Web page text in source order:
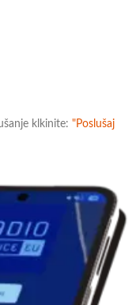
klkinite: "Poslušaj